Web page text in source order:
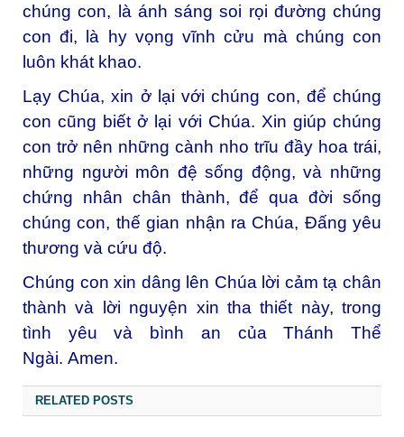
chúng con, là ánh sáng soi rọi đường chúng
con đi, là hy vọng vĩnh cửu mà chúng con
luôn khát khao.
Lạy Chúa, xin ở lại với chúng con, để chúng
con cũng biết ở lại với Chúa. Xin giúp chúng
con trở nên những cành nho trĩu đầy hoa trái,
những người môn đệ sống động, và những
chứng nhân chân thành, để qua đời sống
chúng con, thế gian nhận ra Chúa, Đấng yêu
thương và cứu độ.
Chúng con xin dâng lên Chúa lời cảm tạ chân
thành và lời nguyện xin tha thiết này, trong
tình yêu và bình an của Thánh Thể
Ngài. Amen.
RELATED POSTS